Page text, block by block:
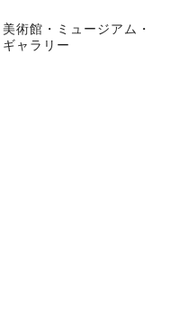
美術館・ミュージアム・
ギャラリー